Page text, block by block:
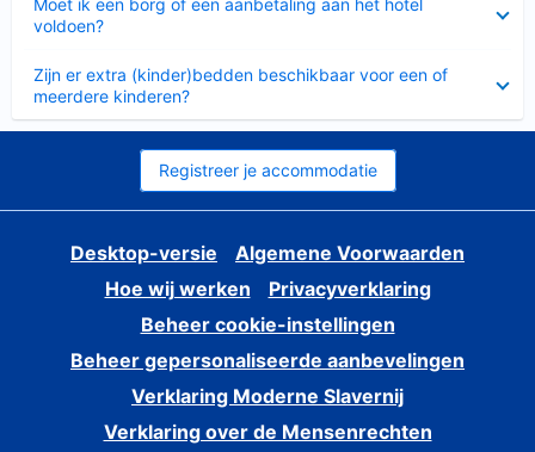
Moet ik een borg of een aanbetaling aan het hotel
voldoen?
Zijn er extra (kinder)bedden beschikbaar voor een of
meerdere kinderen?
Registreer je accommodatie
Desktop-versie
Algemene Voorwaarden
Hoe wij werken
Privacyverklaring
Beheer cookie-instellingen
Beheer gepersonaliseerde aanbevelingen
Verklaring Moderne Slavernij
Verklaring over de Mensenrechten